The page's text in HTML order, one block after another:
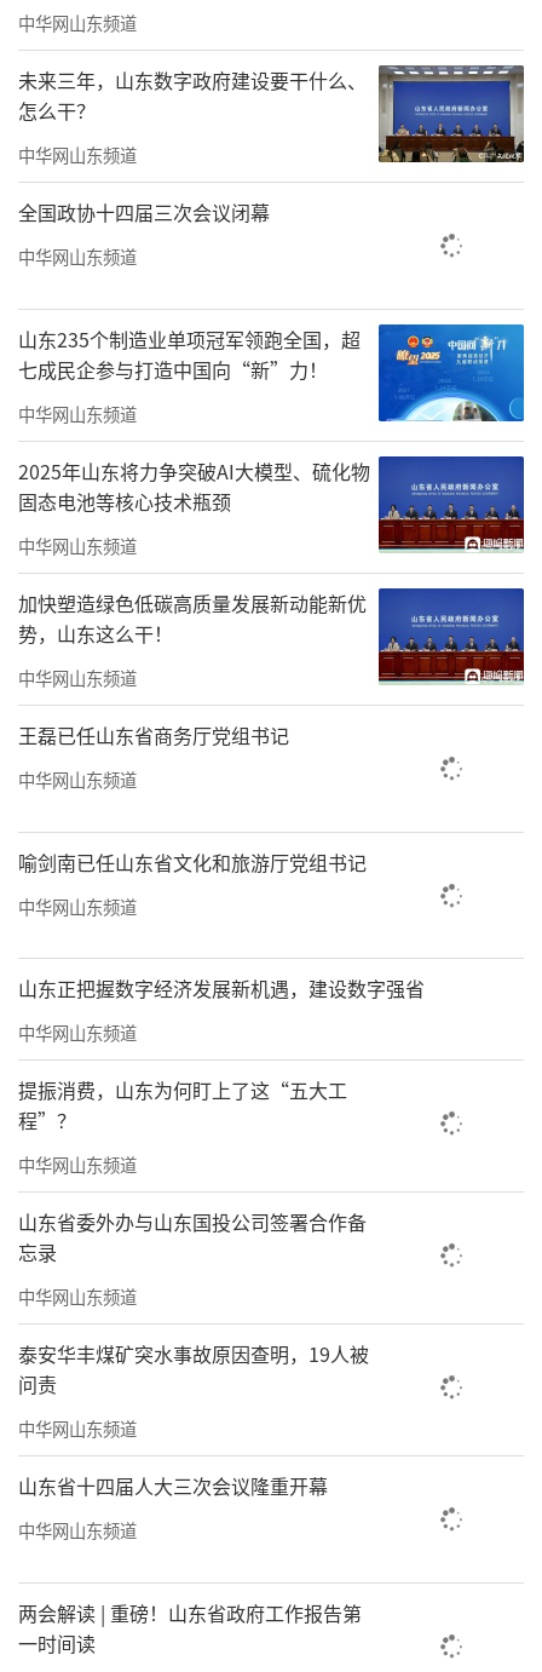
从传统种植到科学管理，当地的樱桃产业
正在加速升级。果农们引入水肥一体化、微喷
护，大幅提升产量与品质。茶业口镇史家崖村
党支部书记、村委会主任宋晓介绍：“咱们这
里地势高，沙土地，昼夜温差大，非常适合樱
桃种植。小樱桃已进入采摘期，大樱桃采用水
肥一体化科学管理，通过微喷灌溉设备精细化
管理，现在每亩产量达1500余斤。今年村里还
办了甜蜜市集，吸引很多游客前来，让果农足
不出户就能把樱桃卖出去。”
为进一步延伸樱桃产业链、提升附加值，
当地积极探索“樱桃+农业”“樱桃+旅
游”“樱桃+文创”等多元融合模式。通过举办
樱桃嘉年华、甜蜜市集等活动，把单一的观光
书记、政协委员联络室主任王呈洋表示：“趁
着樱桃嘉年华，我们推出了不少新玩法，比如
的夜晚和游客的体验都‘活’起来。同时，把
红色研学、生态休闲、古村游览这些资源串成
线，樱桃确实成为乡亲们增收的‘甜蜜引
擎’。从4月中旬到6月中下旬，借助樱桃带来
的人气，吸引的游客能达到百万人次。”
（记者/耿欣来源：闪电新闻）
责任编辑：薛筱蕙
中华网山东频道
未来三年，山东数字政府建设要干什么、
怎么干？
中华网山东频道
全国政协十四届三次会议闭幕
中华网山东频道
山东235个制造业单项冠军领跑全国，超
七成民企参与打造中国向“新”力！
中华网山东频道
2025年山东将力争突破AI大模型、硫化物
固态电池等核心技术瓶颈
中华网山东频道
加快塑造绿色低碳高质量发展新动能新优
势，山东这么干！
中华网山东频道
王磊已任山东省商务厅党组书记
中华网山东频道
喻剑南已任山东省文化和旅游厅党组书记
中华网山东频道
山东正把握数字经济发展新机遇，建设数字强省
中华网山东频道
提振消费，山东为何盯上了这“五大工
程”？
中华网山东频道
山东省委外办与山东国投公司签署合作备
忘录
中华网山东频道
泰安华丰煤矿突水事故原因查明，19人被
问责
中华网山东频道
山东省十四届人大三次会议隆重开幕
中华网山东频道
两会解读 | 重磅！山东省政府工作报告第
一时间读